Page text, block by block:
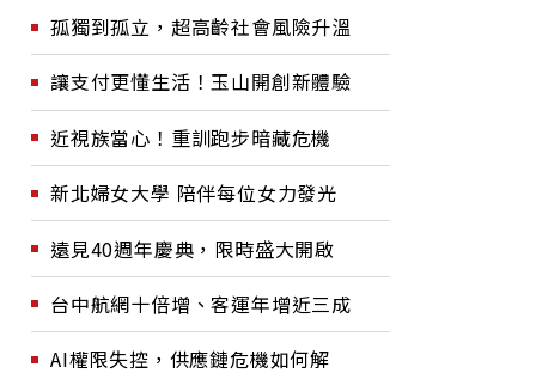
孤獨到孤立，超高齡社會風險升溫
讓支付更懂生活！玉山開創新體驗
近視族當心！重訓跑步暗藏危機
新北婦女大學 陪伴每位女力發光
遠見40週年慶典，限時盛大開啟
台中航網十倍增、客運年增近三成
AI權限失控，供應鏈危機如何解